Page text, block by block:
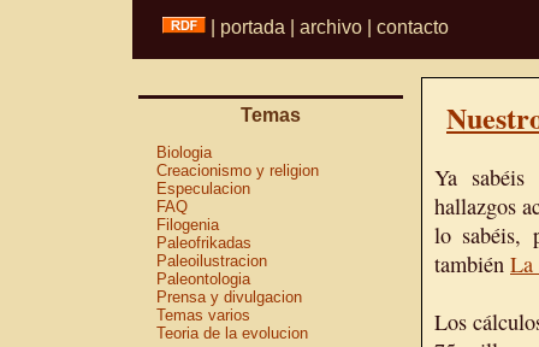
portada archivo contacto
Temas
Biologia
Creacionismo y religion
Especulacion
FAQ
Filogenia
Paleofrikadas
Paleoilustracion
Paleontologia
Prensa y divulgacion
Temas varios
Teoria de la evolucion
Ya sabéis
hallazgos
lo sabéis,
también La
Los